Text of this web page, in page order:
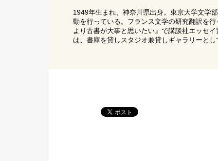
1949年生まれ、神奈川県出身。東京大学文学
動を行っている。フランス文学の研究翻訳を
より古書が大事と思いたい』で講談社エッセ
は、書庫を貸しスタジオ兼貸しギャラリーと